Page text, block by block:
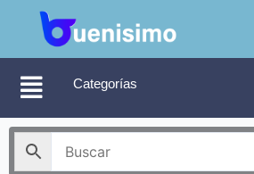
contenido
Categorías